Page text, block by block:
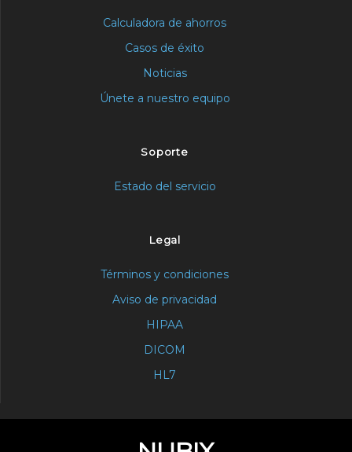
Calculadora de ahorros
Casos de éxito
Noticias
Únete a nuestro equipo
Soporte
Estado del servicio
Legal
Términos y condiciones
Aviso de privacidad
HIPAA
DICOM
HL7